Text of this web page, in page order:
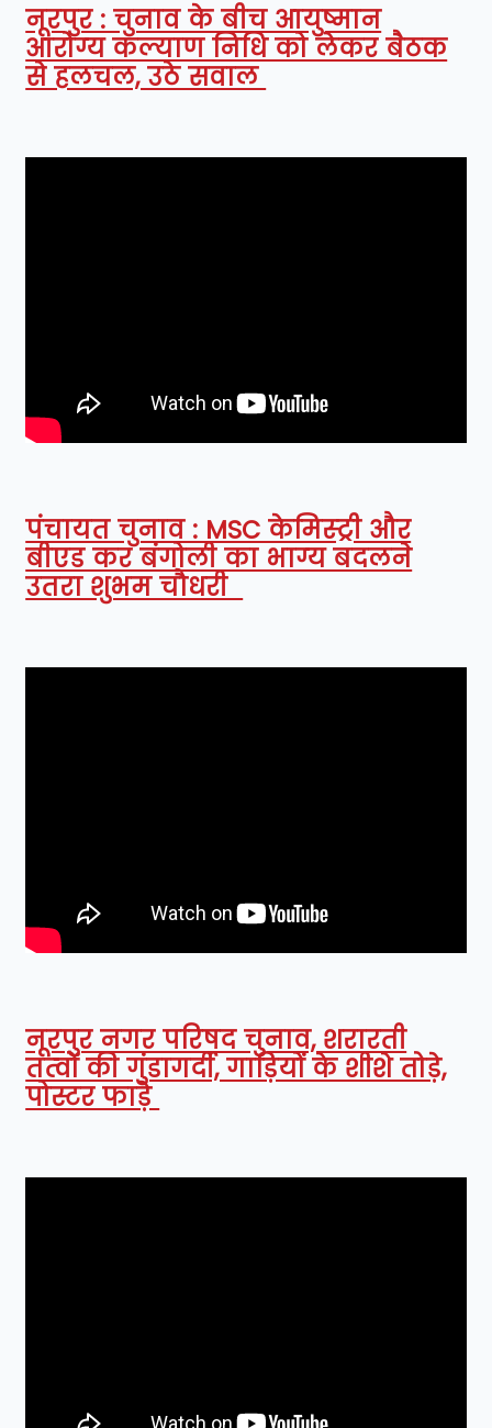
नूरपुर : चुनाव के बीच आयुष्मान
आरोग्य कल्याण निधि को लेकर बैठक
से हलचल, उठे सवाल
पंचायत चुनाव : MSC केमिस्ट्री और
बीएड कर बंगोली का भाग्य बदलने
उतरा शुभम चौधरी
नूरपुर नगर परिषद चुनाव, शरारती
तत्वों की गुंडागर्दी, गाड़ियों के शीशे तोड़े,
पोस्टर फाड़े